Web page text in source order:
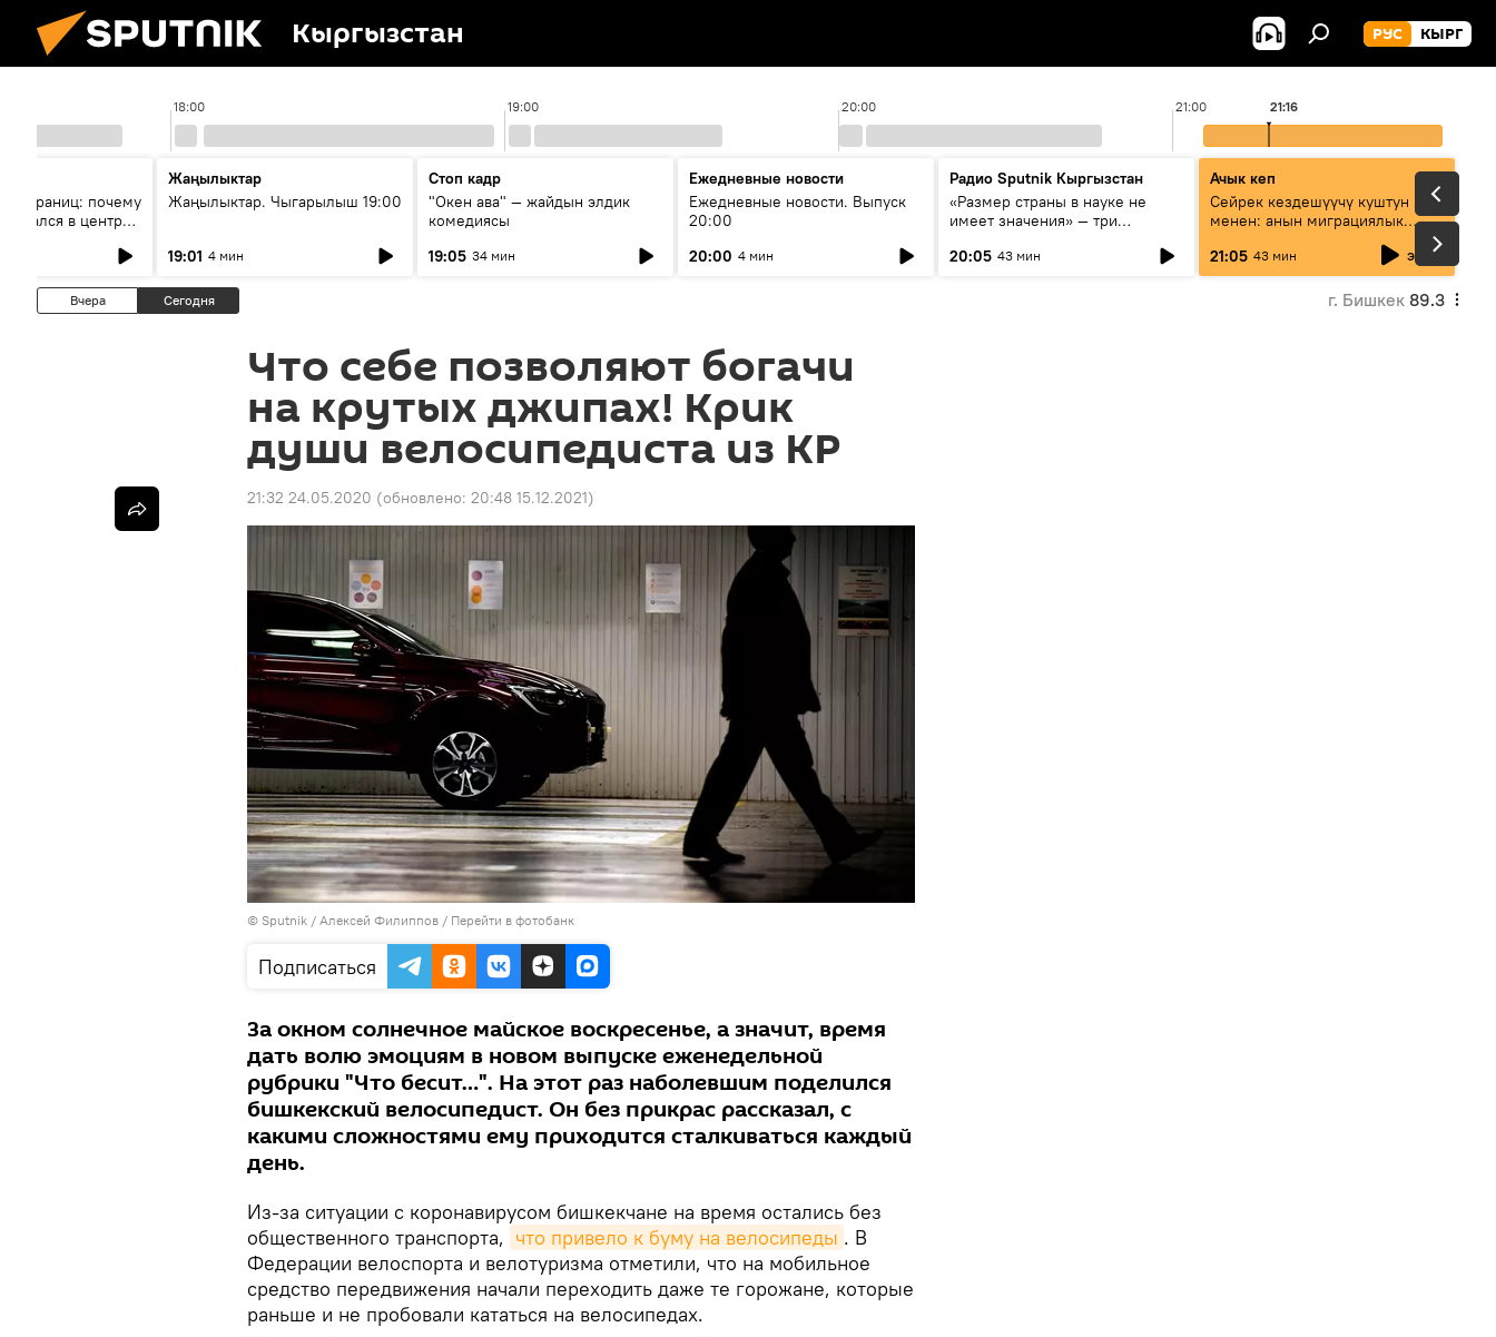
Кыргызстан РУС КЫРГ
18:00 19:00 20:00 21:00 21:16
границ: почему
в центре
Жаңылыктар
Жаңылыктар. Чыгарылыш 19:00
19:01 4 мин
Стоп кадр
"Окен ава" — жайдын элдик
комедиясы
19:05 34 мин
Ежедневные новости
Ежедневные новости. Выпуск
20:00
20:00 4 мин
Радио Sputnik Кыргызстан
«Размер страны в науке не
имеет значения» — три
России и Кыргызстана в
20:05 43 мин
Ачык кеп
Сейрек кездешүүчү куштун изи
менен: анын миграциялык
жолу эмнеден кабар берет?
21:05 43 мин эфир
Вчера Сегодня г. Бишкек 89.3
Что себе позволяют богачи
на крутых джипах! Крик
души велосипедиста из КР
21:32 24.05.2020 (обновлено: 20:48 15.12.2021)
© Sputnik / Алексей Филиппов / Перейти в фотобанк
Подписаться
За окном солнечное майское воскресенье, а значит, время
дать волю эмоциям в новом выпуске еженедельной
рубрики "Что бесит…". На этот раз наболевшим поделился
бишкекский велосипедист. Он без прикрас рассказал, с
какими сложностями ему приходится сталкиваться каждый
день.
Из-за ситуации с коронавирусом бишкекчане на время остались без
общественного транспорта, что привело к буму на велосипеды . В
Федерации велоспорта и велотуризма отметили, что на мобильное
средство передвижения начали переходить даже те горожане, которые
раньше и не пробовали кататься на велосипедах.